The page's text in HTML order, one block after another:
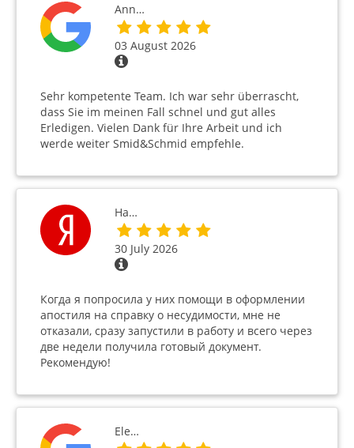
Ann…
03 August 2026
Sehr kompetente Team. Ich war sehr überrascht,
dass Sie im meinen Fall schnel und gut alles
Erledigen. Vielen Dank für Ihre Arbeit und ich
werde weiter Smid&Schmid empfehle.
На…
30 July 2026
Когда я попросила у них помощи в оформлении
апостиля на справку о несудимости, мне не
отказали, сразу запустили в работу и всего через
две недели получила готовый документ.
Рекомендую!
Ele…